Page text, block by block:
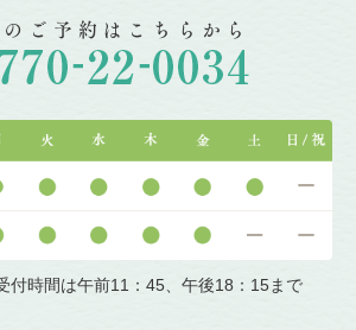
ご予約はこちらから
付時間は午前11：45、午後18：15まで